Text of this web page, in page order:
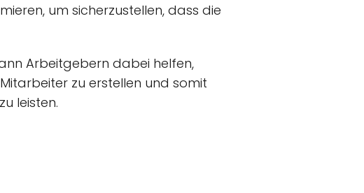
um sicherzustellen, dass die
Arbeitgebern dabei helfen,
zu erstellen und somit
leisten.